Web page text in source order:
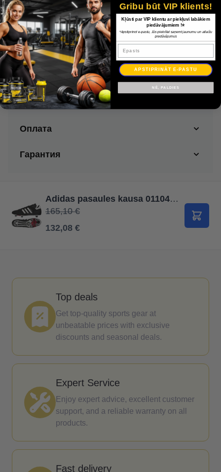
Krāsa Melna
Izmērs40
More Information
Доставка
Оплата
Гарантия
Adidas pasaules kausa 011040 kurpes / Melna / 40
165,10 €
132,08 €
В
Top deals
Get top-quality sports gear at
unbeatable prices with exclusive
discounts and seasonal deals.
Expert Service
Enjoy expert advice, excellent customer
support, and a reliable warranty on all
products.
Fast delivery
Gribu būt VIP klients!
Kļūsti par VIP klientu ar piekļuvi labākiem
piedāvājumiem !⭐
*Apstiprinot e-pastu, Jūs piekrītat saņemt jaunumu un atlaižu
piedāvājumus
Epasts
APSTIPRINĀT E-PASTU
NĒ, PALDIES